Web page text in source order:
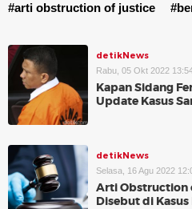
#arti obstruction of justice
detikNews
Rabu, 05 Okt 2022
Kapan Sidang
Update Kasus
detikNews
Selasa, 16 Agu 2022
Arti Obstruction
Disebut di